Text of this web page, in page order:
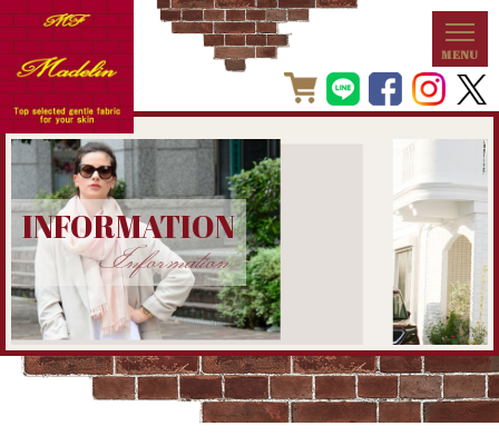
INFORMATION
Information